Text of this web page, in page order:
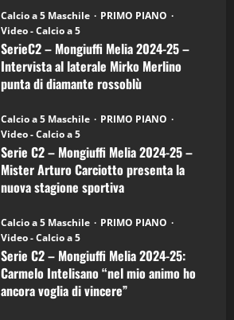
6)
–
Intervista
a
mister
Arturo
Carciotto
(Mongiuffi
Calcio a 5 Maschile
PRIMO PIANO
Video - Calcio a 5
SerieC2 – Mongiuffi Melia 2024-25 –
Intervista al laterale Mirko Merlino
punta di diamante rossoblù
Calcio a 5 Maschile
PRIMO PIANO
Video - Calcio a 5
Serie C2 – Mongiuffi Melia 2024-25 –
Mister Arturo Carciotto presenta la
nuova stagione sportiva
Calcio a 5 Maschile
PRIMO PIANO
Video - Calcio a 5
Serie C2 – Mongiuffi Melia 2024-25:
Carmelo Intelisano “nel mio animo ho
ancora voglia di vincere”
“SportEmpire” in Podcast: 27^ Puntata
(Martedi 14 Aprile 2026)
15/04/2026
“SportEmpire” in Podcast: 26^ Puntata
(Martedi 07 Aprile 2026)
08/04/2026
“SportEmpire” in Podcast: 30^ Puntata
(Martedi 05 Maggio 2026)
08/05/2026